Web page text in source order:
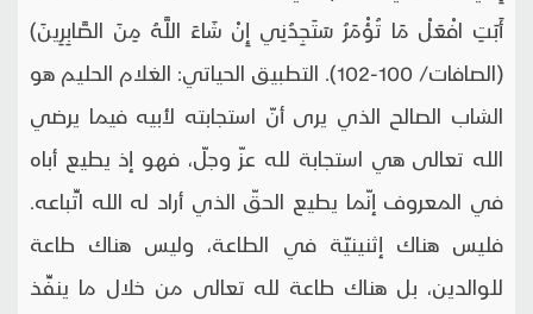
أَبَتِ افْعَلْ مَا تُؤْمَرُ سَتَجِدُنِي إِنْ شَاءَ اللَّهُ مِنَ الصَّابِرِينَ)
(الصافات/ 100-102). التطبيق الحياتي: الغلام الحليم هو
الشاب الصالح الذي يرى أنّ استجابته لأبيه فيما يرضي
الله تعالى هي استجابة لله عزّ وجلّ، فهو إذ يطيع أباه
في المعروف إنّما يطيع الحقّ الذي أراد له الله اتِّباعه.
فليس هناك إثنينيّة في الطاعة، وليس هناك طاعة
للوالدين، بل هناك طاعة لله تعالى من خلال ما ينفِّذ